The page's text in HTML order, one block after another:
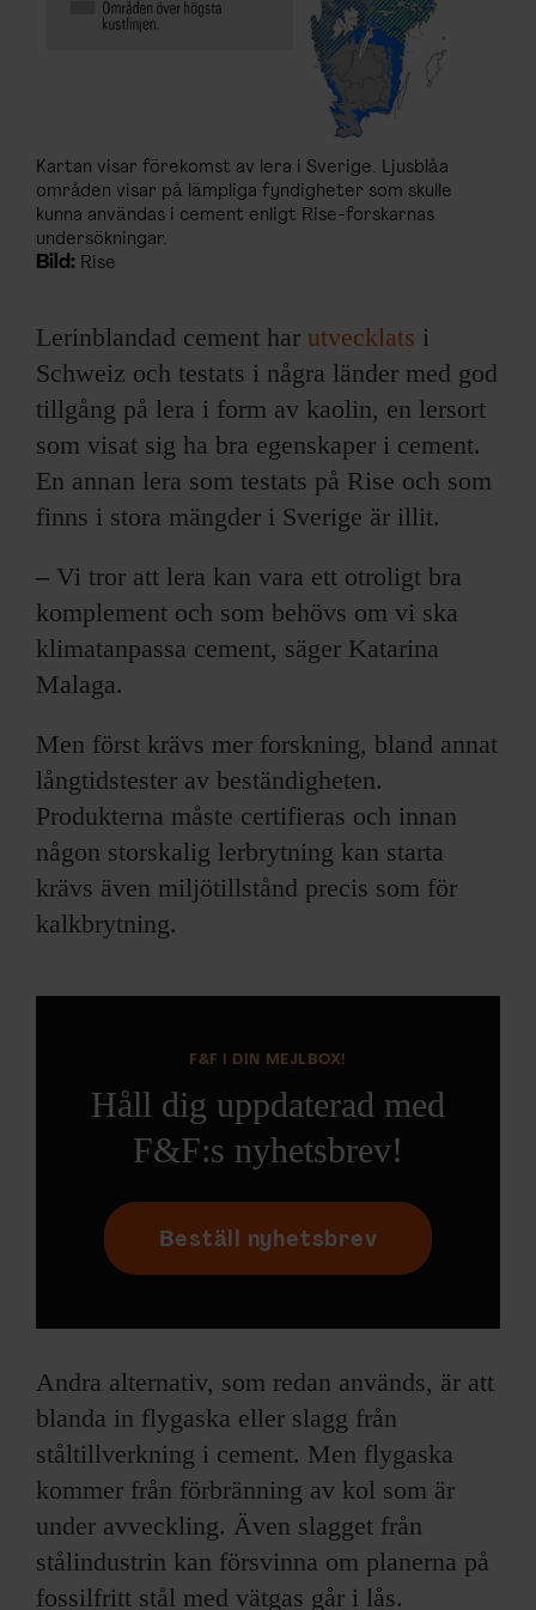
Kartan visar förekomst av lera i Sverige. Ljusblåa
områden visar på lämpliga fyndigheter som skulle
kunna användas i cement enligt Rise-forskarnas
undersökningar.
Bild: Rise
Lerinblandad cement har utvecklats i
Schweiz och testats i några länder med god
tillgång på lera i form av kaolin, en lersort
som visat sig ha bra egenskaper i cement.
En annan lera som testats på Rise och som
finns i stora mängder i Sverige är illit.
– Vi tror att lera kan vara ett otroligt bra
komplement och som behövs om vi ska
klimatanpassa cement, säger Katarina
Malaga.
Men först krävs mer forskning, bland annat
långtidstester av beständigheten.
Produkterna måste certifieras och innan
någon storskalig lerbrytning kan starta
krävs även miljötillstånd precis som för
kalkbrytning.
F&F I DIN MEJLBOX!
Håll dig uppdaterad med
F&F:s nyhetsbrev!
Beställ nyhetsbrev
Andra alternativ, som redan används, är att
blanda in flygaska eller slagg från
ståltillverkning i cement. Men flygaska
kommer från förbränning av kol som är
under avveckling. Även slagget från
stålindustrin kan försvinna om planerna på
fossilfritt stål med vätgas går i lås.